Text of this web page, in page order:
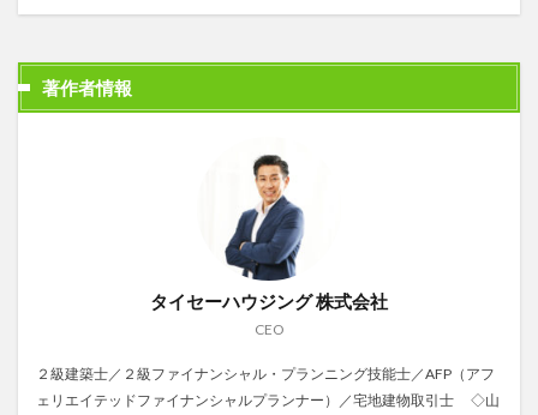
著作者情報
タイセーハウジング 株式会社
CEO
２級建築士／２級ファイナンシャル・プランニング技能士／AFP（アフ
ェリエイテッドファイナンシャルプランナー）／宅地建物取引士 ◇山